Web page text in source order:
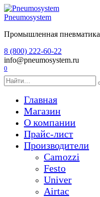
Перейти
к
Pneumosystem
Промышленная пневматика
8 (800) 222-60-22
info@pneumosystem.ru
0
Search
for:
Главная
Магазин
О компании
Прайс-лист
Производители
Camozzi
Festo
Univer
Airtac